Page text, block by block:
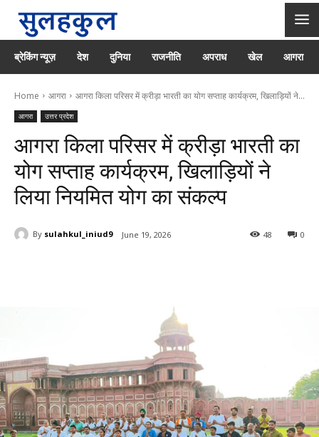
ब्रेकिंग न्यूज़ देश दुनिया राजनीति अपराध खेल आगरा
Home आगरा आगरा किला परिसर में क्रीड़ा भारती का योग सप्ताह कार्यक्रम, खिलाड़ियों ने...
आगरा उत्तर प्रदेश
आगरा किला परिसर में क्रीड़ा भारती का
योग सप्ताह कार्यक्रम, खिलाड़ियों ने
लिया नियमित योग का संकल्प
By sulahkul_iniud9 June 19, 2026 0
48